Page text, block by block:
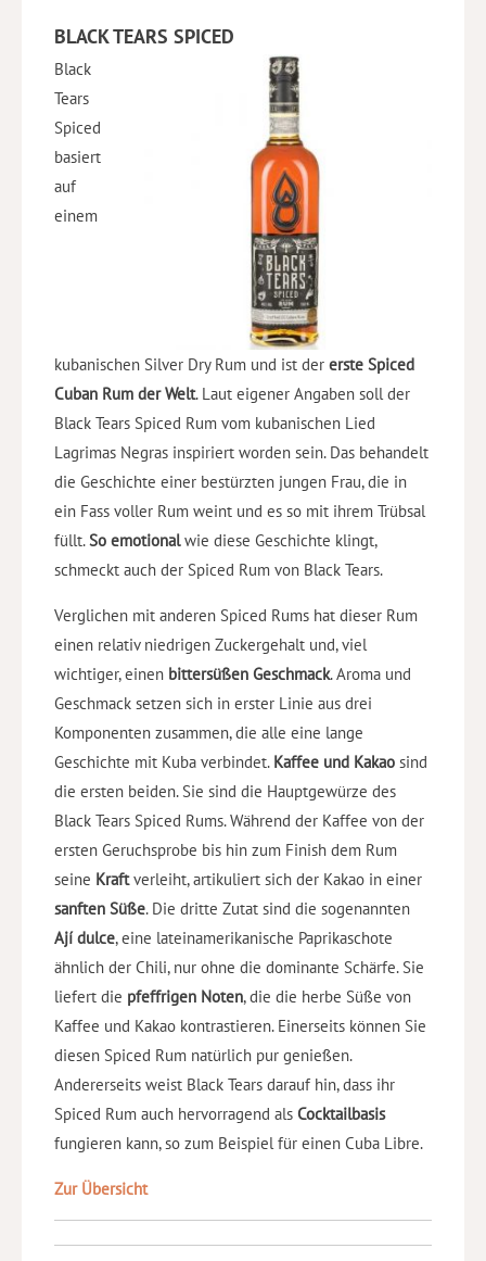
BLACK TEARS SPICED
Black
Tears
Spiced
basiert
auf
einem
kubanischen Silver Dry Rum und ist der erste Spiced
Cuban Rum der Welt. Laut eigener Angaben soll der
Black Tears Spiced Rum vom kubanischen Lied
Lagrimas Negras inspiriert worden sein. Das behandelt
die Geschichte einer bestürzten jungen Frau, die in
ein Fass voller Rum weint und es so mit ihrem Trübsal
füllt.So emotionalwie diese Geschichte klingt,
schmeckt auch der Spiced Rum von Black Tears.
Verglichen mit anderen Spiced Rums hat dieser Rum
einen relativ niedrigen Zuckergehalt und, viel
wichtiger, einen bittersüßen Geschmack. Aroma und
Geschmack setzen sich in erster Linie aus drei
Komponenten zusammen, die alle eine lange
Geschichte mit Kuba verbindet. Kaffee und Kakao sind
die ersten beiden. Sie sind die Hauptgewürze des
Black Tears Spiced Rums. Während der Kaffee von der
ersten Geruchsprobe bis hin zum Finish dem Rum
seine Kraftverleiht, artikuliert sich der Kakao in einer
sanften Süße. Die dritte Zutat sind die sogenannten
Ají dulce, eine lateinamerikanische Paprikaschote
ähnlich der Chili, nur ohne die dominante Schärfe. Sie
liefert die pfeffrigen Noten, die die herbe Süße von
Kaffee und Kakao kontrastieren. Einerseits können Sie
diesen Spiced Rum natürlich pur genießen.
Andererseits weist Black Tears darauf hin, dass ihr
Spiced Rum auch hervorragend als Cocktailbasis
fungieren kann, so zum Beispiel für einen Cuba Libre.
Zur Übersicht